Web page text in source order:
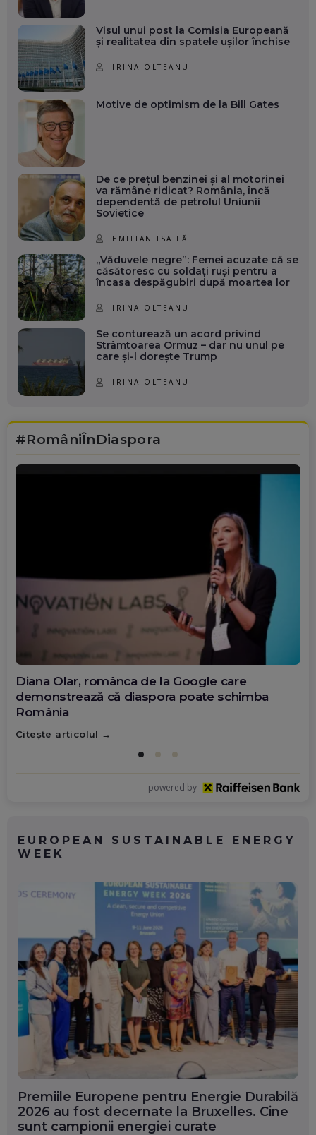
Visul unui post la Comisia Europeană
și realitatea din spatele ușilor închise
IRINA OLTEANU
Motive de optimism de la Bill Gates
De ce prețul benzinei și al motorinei
va rămâne ridicat? România, încă
dependentă de petrolul Uniunii
Sovietice
EMILIAN ISAILĂ
„Văduvele negre”: Femei acuzate că se
căsătoresc cu soldați ruși pentru a
încasa despăgubiri după moartea lor
IRINA OLTEANU
Se conturează un acord privind
Strâmtoarea Ormuz – dar nu unul pe
care și-l dorește Trump
IRINA OLTEANU
#RomâniÎnDiaspora
Diana Olar, românca de la Google care
demonstrează că diaspora poate schimba
România
Citește articolul
powered by
EUROPEAN SUSTAINABLE ENERGY
WEEK
Premiile Europene pentru Energie Durabilă
2026 au fost decernate la Bruxelles. Cine
sunt campionii energiei curate